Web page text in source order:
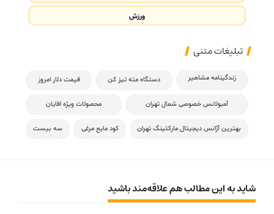
ورزش
تبلیغات متنی
زندگینامه مشاهیر دستگاه مته تیز کن قیمت دلار امروز
آمبولانس خصوصی شمال تهران محصولات ویژه اقایان
بهترین آژانس دیجیتال مارکتینگ تهران کود مایع مرغی سه بیست
شاید به این مطالب هم علاقه‌مند باشید